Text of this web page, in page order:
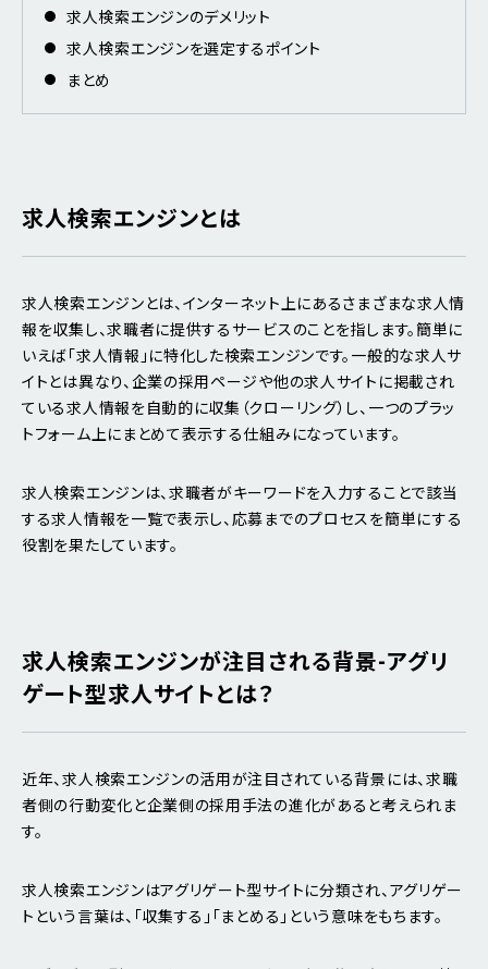
求人検索エンジンのデメリット
求人検索エンジンを選定するポイント
まとめ
求人検索エンジンとは
求人検索エンジンとは、インターネット上にあるさまざまな求人情
報を収集し、求職者に提供するサービスのことを指します。簡単に
いえば「求人情報」に特化した検索エンジンです。一般的な求人サ
イトとは異なり、企業の採用ページや他の求人サイトに掲載され
ている求人情報を自動的に収集（クローリング）し、一つのプラッ
トフォーム上にまとめて表示する仕組みになっています。
求人検索エンジンは、求職者がキーワードを入力することで該当
する求人情報を一覧で表示し、応募までのプロセスを簡単にする
役割を果たしています。
求人検索エンジンが注目される背景-アグリ
ゲート型求人サイトとは？
近年、求人検索エンジンの活用が注目されている背景には、求職
者側の行動変化と企業側の採用手法の進化があると考えられま
す。
求人検索エンジンはアグリゲート型サイトに分類され、アグリゲー
トという言葉は、「収集する」「まとめる」という意味をもちます。